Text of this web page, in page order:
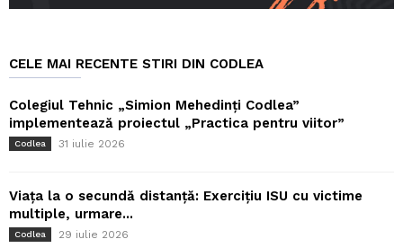
CELE MAI RECENTE STIRI DIN CODLEA
Colegiul Tehnic „Simion Mehedinți Codlea”
implementează proiectul „Practica pentru viitor”
Codlea 31 iulie 2026
Viața la o secundă distanță: Exercițiu ISU cu victime
multiple, urmare...
Codlea 29 iulie 2026